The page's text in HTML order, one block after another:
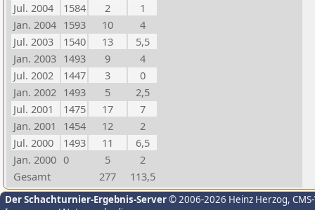
Jul. 2004
1584 2
1
Jan. 2004 1593 10
4
Jul. 2003
1540 13
5,5
Jan. 2003 1493 9
4
Jul. 2002
1447 3
0
Jan. 2002 1493 5
2,5
Jul. 2001
1475 17
7
Jan. 2001
1454 12
2
Jul. 2000
1493 11
6,5
Jan. 2000 0 5
2
Gesamt
277 113,5
Der Schachturnier-Ergebnis-Server© 2006-2026 Heinz Herzog,